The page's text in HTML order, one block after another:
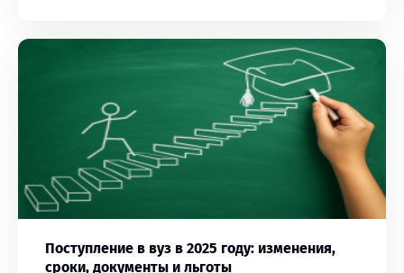
Поступление в вуз в 2025 году: изменения,
сроки, документы и льготы